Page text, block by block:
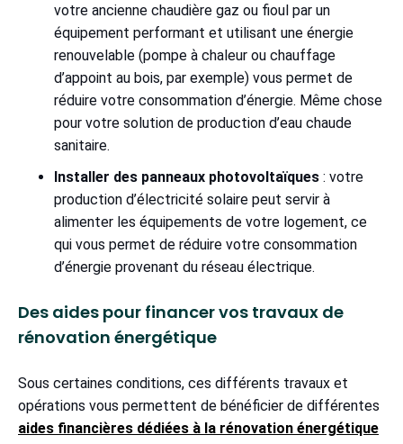
votre ancienne chaudière gaz ou fioul par un
équipement performant et utilisant une énergie
renouvelable (pompe à chaleur ou chauffage
d’appoint au bois, par exemple) vous permet de
réduire votre consommation d’énergie. Même chose
pour votre solution de production d’eau chaude
sanitaire.
Installer des panneaux photovoltaïques : votre
production d’électricité solaire peut servir à
alimenter les équipements de votre logement, ce
qui vous permet de réduire votre consommation
d’énergie provenant du réseau électrique.
Des aides pour financer vos travaux de
rénovation énergétique
Sous certaines conditions, ces différents travaux et
opérations vous permettent de bénéficier de différentes
aides financières dédiées à la rénovation énergétique